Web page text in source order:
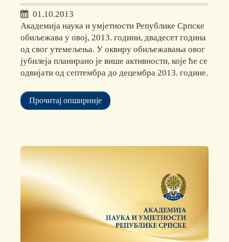
01.10.2013
Академија наука и умјетности Републике Српске
обиљежава у овој, 2013. години, двадесет година
од свог утемељења. У оквиру обиљежавања овог
јубилеја планирано је више активности, које ће се
одвијати од септембра до децембра 2013. године.
Прочитај опширније